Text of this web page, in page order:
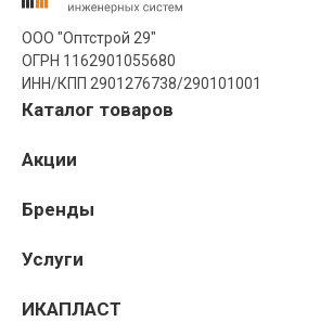
ООО "Оптстрой 29"
ОГРН 1162901055680
ИНН/КПП 2901276738/290101001
Каталог товаров
Акции
Бренды
Услуги
ИКАПЛАСТ